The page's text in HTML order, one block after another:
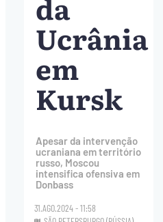
Ucrânia
em
Kursk
Apesar da intervenção
ucraniana em território
russo, Moscou
intensifica ofensiva em
Donbass
31.AGO.2024 - 11:58